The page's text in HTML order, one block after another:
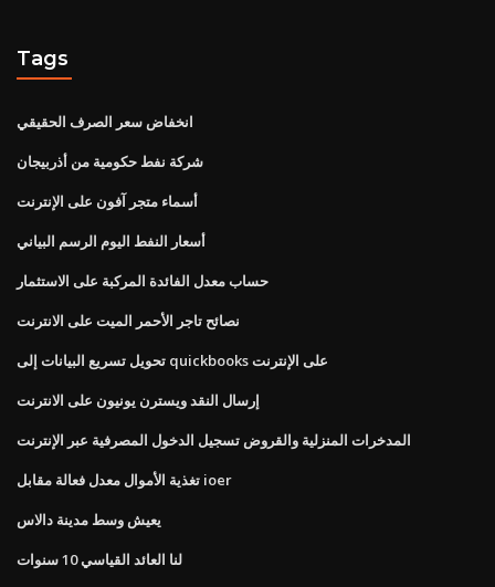
Tags
انخفاض سعر الصرف الحقيقي
شركة نفط حكومية من أذربيجان
أسماء متجر آفون على الإنترنت
أسعار النفط اليوم الرسم البياني
حساب معدل الفائدة المركبة على الاستثمار
نصائح تاجر الأحمر الميت على الانترنت
تحويل تسريع البيانات إلى quickbooks على الإنترنت
إرسال النقد ويسترن يونيون على الانترنت
المدخرات المنزلية والقروض تسجيل الدخول المصرفية عبر الإنترنت
تغذية الأموال معدل فعالة مقابل ioer
يعيش وسط مدينة دالاس
لنا العائد القياسي 10 سنوات